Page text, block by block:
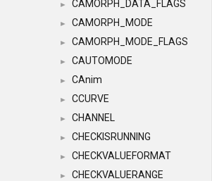
► CAMORPH_DATA_FLAGS
► CAMORPH_MODE
► CAMORPH_MODE_FLAGS
► CAUTOMODE
► CAnim
► CCURVE
► CHANNEL
► CHECKISRUNNING
► CHECKVALUEFORMAT
► CHECKVALUERANGE